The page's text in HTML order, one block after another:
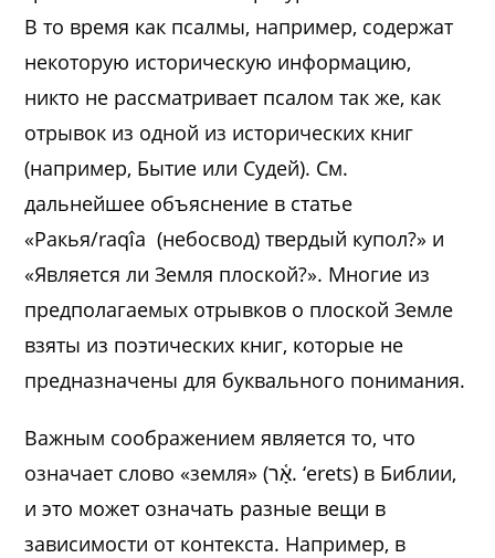
В то время как псалмы, например, содержат
некоторую историческую информацию,
никто не рассматривает псалом так же, как
отрывок из одной из исторических книг
(например, Бытие или Судей). См.
дальнейшее объяснение в статье
«Ракья/raqîa (небосвод) твердый купол?» и
«Является ли Земля плоской?». Многие из
предполагаемых отрывков о плоской Земле
взяты из поэтических книг, которые не
предназначены для буквального понимания.
Важным соображением является то, что
означает слово «земля» (אָ֫ר. ‘erets) в Библии,
и это может означать разные вещи в
зависимости от контекста. Например, в